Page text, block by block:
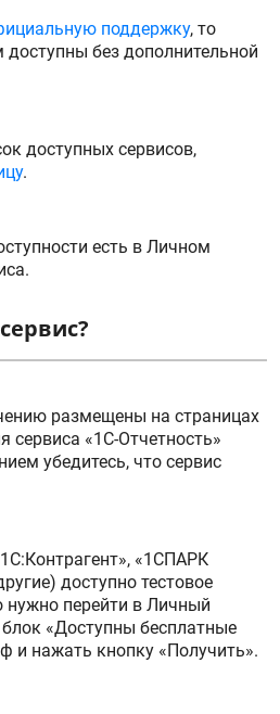
поддержку, то
без дополнительной
доступных сервисов,
.
есть в Личном
размещены на страницах
сервиса «1С-Отчетность»
убедитесь, что сервис
«1СПАРК
доступно тестовое
нужно перейти в Личный
«Доступны бесплатные
и нажать кнопку «Получить».